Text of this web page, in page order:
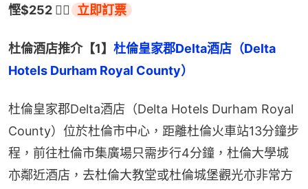
慳$252 👉🏻
立即訂票
杜倫酒店推介【1】 杜倫皇家郡Delta酒店（Delta
Hotels Durham Royal County）
杜倫皇家郡Delta酒店（Delta Hotels Durham Royal
County）位於杜倫市中心，距離杜倫火車站13分鐘步
程，前往杜倫市集廣場只需步行4分鐘，杜倫大學城
亦鄰近酒店，去杜倫大教堂或杜倫城堡觀光亦非常方